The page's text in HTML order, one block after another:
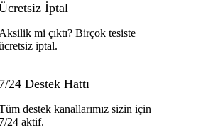
İptal
mi çıktı? Birçok tesiste
iptal.
24 Destek Hattı
destek kanallarımız sizin için
24 aktif.